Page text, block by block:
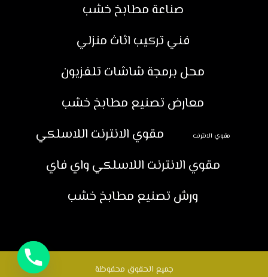
صناعة مطابخ خشب
فني تركيب اثاث منزلي
محل برمجة شاشات تلفزيون
معارض تصنيع مطابخ خشب
مقوي الانترنت
مقوي الانترنت اللاسلكي
مقوي الانترنت اللاسلكي واي فاي
ورش تصنيع مطابخ خشب
جميع الحقوق محفوظة